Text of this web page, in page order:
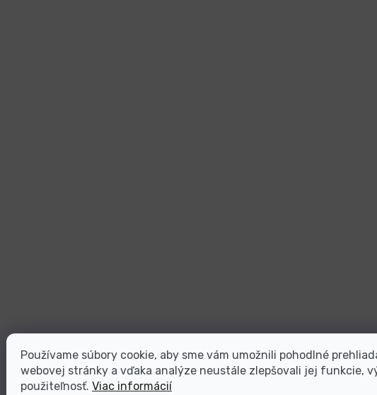
Používame súbory cookie, aby sme vám umožnili pohodlné
webovej stránky a vďaka analýze neustále zlepšovali jej funkcie,
použiteľnosť. Viac informácií